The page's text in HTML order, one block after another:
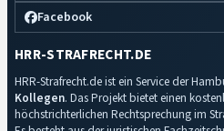
Facebook
HRR-STRAFRECHT.DE
HRR-Strafrecht.de ist ein Service der
Kollegen. Das Projekt bietet einen
höchstrichterlichen Rechtsprechung im